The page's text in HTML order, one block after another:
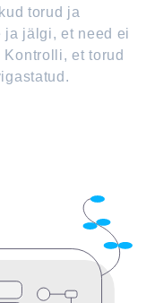
torud ja
ja jälgi, et need ei
et torud